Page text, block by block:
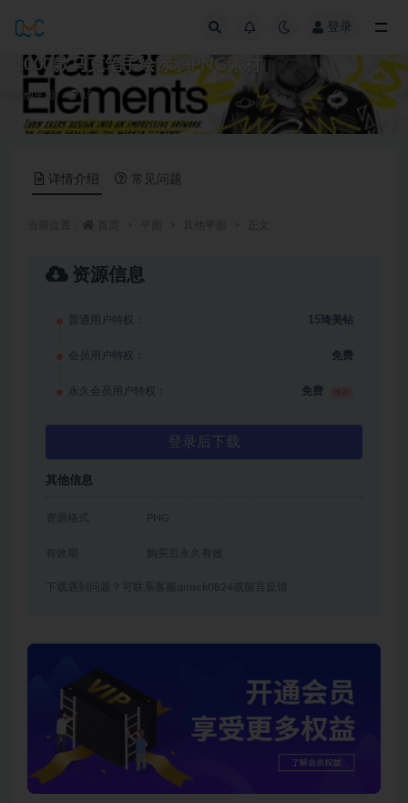
登录
1000款马克笔手绘涂鸦PNG素材
其他平面 15
详情介绍 常见问题
资源信息
普通用户特权： 15琦美钻
会员用户特权： 免费
永久会员用户特权： 免费
登录后下载
其他信息
资源格式 PNG
有效期 购买后永久有效
下载遇到问题？可联系客服qmsck0824或留言反馈